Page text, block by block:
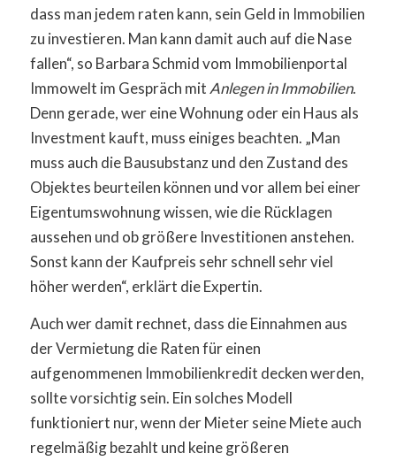
dass man jedem raten kann, sein Geld in Immobilien
zu investieren. Man kann damit auch auf die Nase
fallen“, so Barbara Schmid vom Immobilienportal
Immowelt im Gespräch mit Anlegen in Immobilien.
Denn gerade, wer eine Wohnung oder ein Haus als
Investment kauft, muss einiges beachten. „Man
muss auch die Bausubstanz und den Zustand des
Objektes beurteilen können und vor allem bei einer
Eigentumswohnung wissen, wie die Rücklagen
aussehen und ob größere Investitionen anstehen.
Sonst kann der Kaufpreis sehr schnell sehr viel
höher werden“, erklärt die Expertin.
Auch wer damit rechnet, dass die Einnahmen aus
der Vermietung die Raten für einen
aufgenommenen Immobilienkredit decken werden,
sollte vorsichtig sein. Ein solches Modell
funktioniert nur, wenn der Mieter seine Miete auch
regelmäßig bezahlt und keine größeren